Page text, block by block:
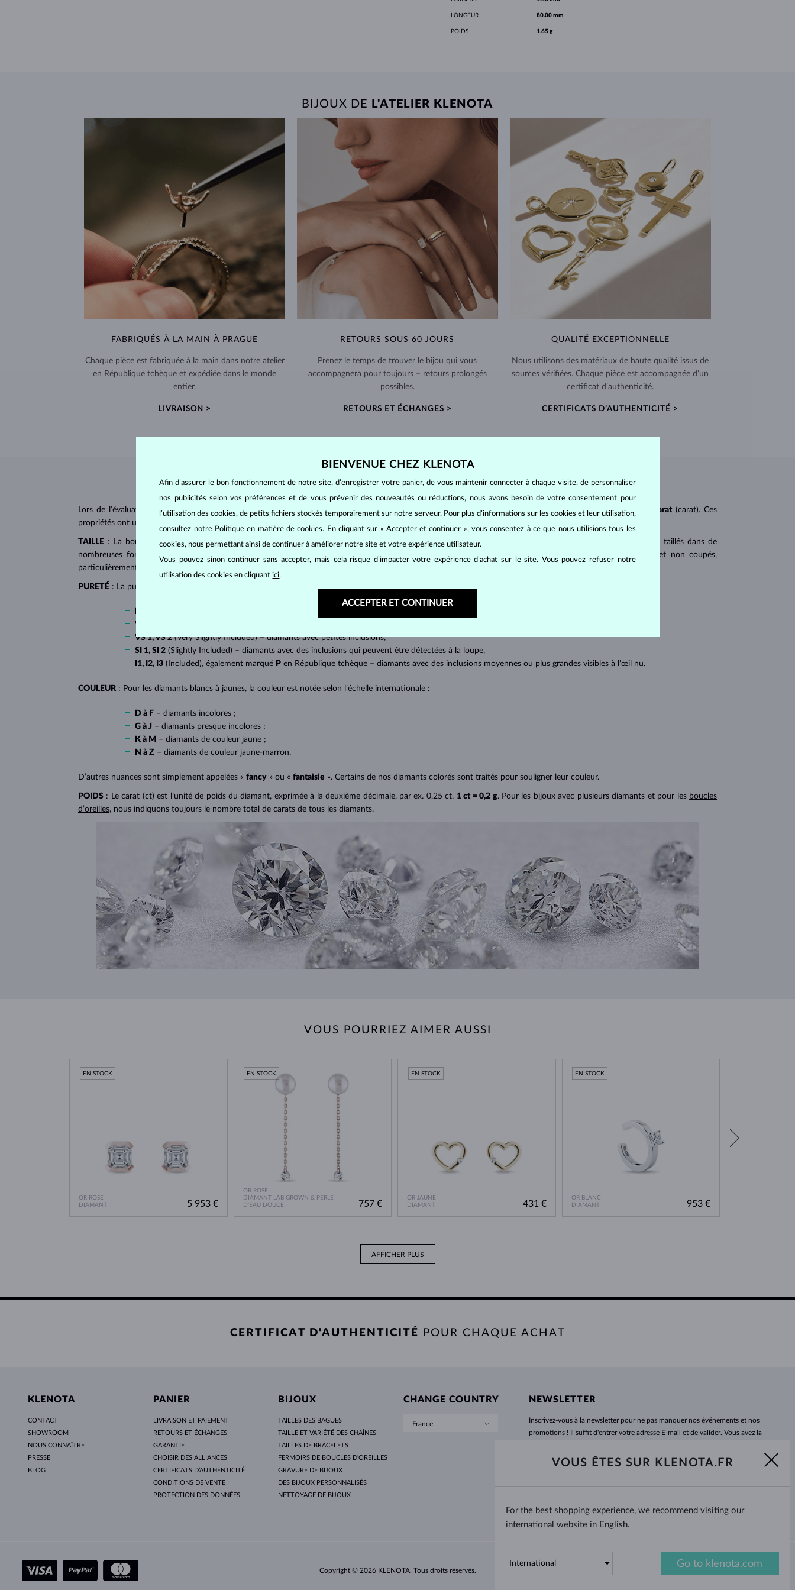
LONGEUR 80.00 mm
POIDS 1.65 g
BIJOUX DE L'ATELIER KLENOTA
FABRIQUÉS À LA MAIN À PRAGUE
Chaque pièce est fabriquée à la main dans notre atelier
en République tchèque et expédiée dans le monde
entier.
LIVRAISON >
RETOURS SOUS 60 JOURS
Prenez le temps de trouver le bijou qui vous
accompagnera pour toujours – retours prolongés
possibles.
RETOURS ET ÉCHANGES >
QUALITÉ EXCEPTIONNELLE
Nous utilisons des matériaux de haute qualité issus de
sources vérifiées. Chaque pièce est accompagnée d’un
certificat d’authenticité.
CERTIFICATS D’AUTHENTICITÉ >
BIJOUX EN DIAMANT
Lors de l’évaluation et de la certification desdiamants, on utilise les 4 paramètres de base, appelés 4C : taille (cut), pureté (clarity), couleur (color) et carat (carat). Ces
propriétés ont un impact majeur sur le prix d’un diamant.
TAILLE : La bonne taille donne au diamant son éclat brillant. La taille ronde dite brillant appartient aux tailles les plus populaires. Les diamants sont aussi taillés dans de
nombreuses formes dites fantaisies, telles que la marquise, baguette, cœur, larme, ovale ou princesse (quadrilatère ou triangulaire avec angles pointus et non coupés,
particulièrement populaire sur
PURETÉ : La pureté de diamant est déterminée par la quantité, la taille et la répartition des inclusions ou bien des imperfections internes du diamant :
VVS 1, VVS 2
VS 1, VS 2(Very Slightly Included) – diamants avec petites inclusions,
SI 1, SI 2 (Slightly Included) – diamants avec des inclusions qui peuvent être détectées à la loupe,
I1, I2, I3 (Included), également marqué P en République tchèque – diamants avec des inclusions moyennes ou plus grandes visibles à l’œil nu.
COULEUR : Pour les diamants blancs à jaunes, la couleur est notée selon l’échelle internationale :
D à F – diamants incolores ;
G à J – diamants presque incolores ;
K à M – diamants de couleur jaune ;
N à Z – diamants de couleur jaune-marron.
D’autres nuances sont simplement appelées « fancy » ou « fantaisie ». Certains de nos diamants colorés sont traités pour souligner leur couleur.
POIDS : Le carat (ct) est l’unité de poids du diamant, exprimée à la deuxième décimale, par ex. 0,25 ct. 1 ct = 0,2 g. Pour les bijoux avec plusieurs diamants et pour les boucles
d’oreilles, nous indiquons toujours le nombre total de carats de tous les diamants.
VOUS POURRIEZ AIMER AUSSI
OR ROSE
DIAMANT
EN STOCK
5 953 €
OR ROSE
DIAMANT LAB GROWN & PERLE
D'EAU DOUCE
EN STOCK
757 €
OR JAUNE
DIAMANT
EN STOCK
431 €
OR BLANC
DIAMANT
EN STOCK
953 €
AFFICHER PLUS
CERTIFICAT D'AUTHENTICITÉ POUR CHAQUE ACHAT
KLENOTA
CONTACT
SHOWROOM
NOUS CONNAÎTRE
PRESSE
BLOG
PANIER
LIVRAISON ET PAIEMENT
RETOURS ET ÉCHANGES
GARANTIE
CHOISIR DES ALLIANCES
CERTIFICATS D’AUTHENTICITÉ
CONDITIONS DE VENTE
PROTECTION DES DONNÉES
BIJOUX
TAILLES DES BAGUES
TAILLE ET VARIÉTÉ DES CHAÎNES
TAILLES DE BRACELETS
FERMOIRS DE BOUCLES D'OREILLES
GRAVURE DE BIJOUX
DES BIJOUX PERSONNALISÉS
NETTOYAGE DE BIJOUX
CHANGE COUNTRY
France
NEWSLETTER
Inscrivez-vous àla newsletter pour ne pas manquer nos événements et nos
promotions ! Il suffit d'entrer votre adresse E-mail et de valider. Vous avez la
impatience.
Oui, je veux recevoir desnouvelles intéressantes par e-mail.
Copyright © 2026 KLENOTA. Tous droits réservés.
BIENVENUE CHEZ KLENOTA
Afin d’assurer le bon fonctionnement de notre site, d’enregistrer votre panier, de vous maintenir connecter à chaque visite, de personnaliser
nos publicités selon vos préférences et de vous prévenir des nouveautés ou réductions, nous avons besoin de votre consentement pour
l’utilisation des cookies, de petits fichiers stockés temporairement sur notre serveur. Pour plus d’informations sur les cookies et leur utilisation,
consultez notre Politique en matière de cookies. En cliquant sur « Accepter et continuer », vous consentez à ce que nous utilisions tous les
cookies, nous permettant ainsi de continuer à améliorer notre site et votre expérience utilisateur.
Vous pouvez sinon continuer sans accepter, mais cela risque d’impacter votre expérience d’achat sur le site. Vous pouvez refuser notre
utilisation des cookies en cliquantici.
ACCEPTER ET CONTINUER
VOUS ÊTES SUR KLENOTA.FR
For the best shopping experience, we recommend visiting our
international website in English.
Go to klenota.com